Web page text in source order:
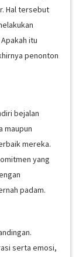
Hal tersebut
itu
penonton
bejalan
maupun
mereka.
yang
padam.
serta emosi,